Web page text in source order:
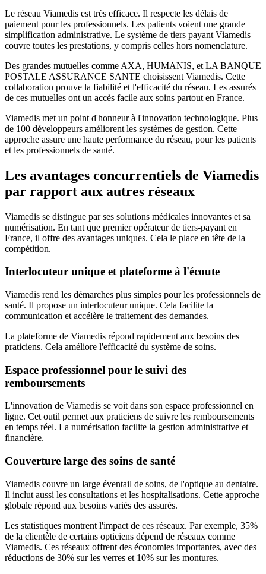
Le réseau Viamedis est très efficace. Il respecte les délais de
paiement pour les professionnels. Les patients voient une grande
simplification administrative. Le système de tiers payant Viamedis
couvre toutes les prestations, y compris celles hors nomenclature.
Des grandes mutuelles comme AXA, HUMANIS, et LA BANQUE
POSTALE ASSURANCE SANTE choisissent Viamedis. Cette
collaboration prouve la fiabilité et l'efficacité du réseau. Les assurés
de ces mutuelles ont un accès facile aux soins partout en France.
Viamedis met un point d'honneur à l'innovation technologique. Plus
de 100 développeurs améliorent les systèmes de gestion. Cette
approche assure une haute performance du réseau, pour les patients
et les professionnels de santé.
Les avantages concurrentiels de Viamedis
par rapport aux autres réseaux
Viamedis se distingue par ses solutions médicales innovantes et sa
numérisation. En tant que premier opérateur de tiers-payant en
France, il offre des avantages uniques. Cela le place en tête de la
compétition.
Interlocuteur unique et plateforme à l'écoute
Viamedis rend les démarches plus simples pour les professionnels de
santé. Il propose un interlocuteur unique. Cela facilite la
communication et accélère le traitement des demandes.
La plateforme de Viamedis répond rapidement aux besoins des
praticiens. Cela améliore l'efficacité du système de soins.
Espace professionnel pour le suivi des
remboursements
L'innovation de Viamedis se voit dans son espace professionnel en
ligne. Cet outil permet aux praticiens de suivre les remboursements
en temps réel. La numérisation facilite la gestion administrative et
financière.
Couverture large des soins de santé
Viamedis couvre un large éventail de soins, de l'optique au dentaire.
Il inclut aussi les consultations et les hospitalisations. Cette approche
globale répond aux besoins variés des assurés.
Les statistiques montrent l'impact de ces réseaux. Par exemple, 35%
de la clientèle de certains opticiens dépend de réseaux comme
Viamedis. Ces réseaux offrent des économies importantes, avec des
réductions de 30% sur les verres et 10% sur les montures.